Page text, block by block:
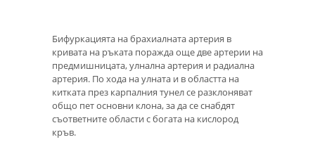
Бифуркацията на брахиалната артерия в
кривата на ръката поражда още две артерии на
предмишницата, улнална артерия и радиална
артерия. По хода на улната и в областта на
китката през карпалния тунел се разклоняват
общо пет основни клона, за да се снабдят
съответните области с богата на кислород
кръв.